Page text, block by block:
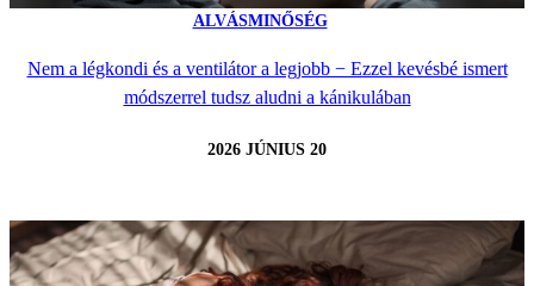
ALVÁSMINŐSÉG
Nem a légkondi és a ventilátor a legjobb − Ezzel kevésbé ismert
módszerrel tudsz aludni a kánikulában
2026 JÚNIUS 20